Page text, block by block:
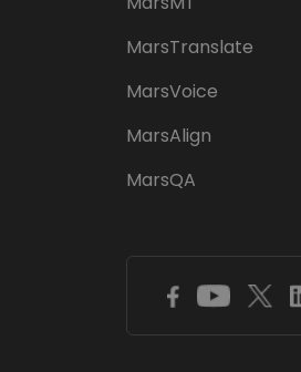
MarsTranslate
MarsVoice
MarsAlign
MarsQA